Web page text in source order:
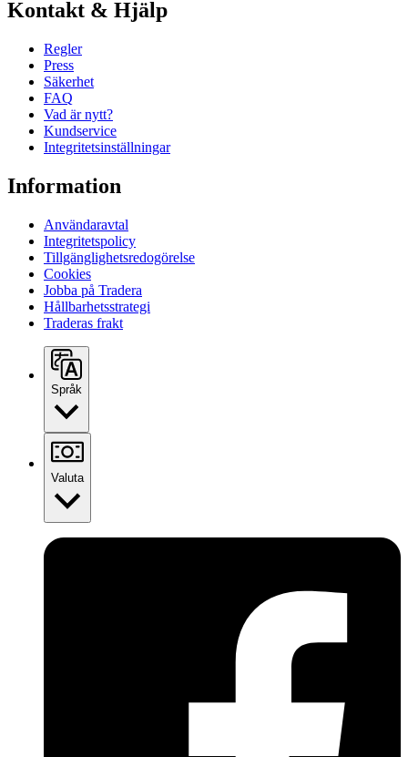
Kontakt & Hjälp
Regler
Press
Säkerhet
FAQ
Vad är nytt?
Kundservice
Integritetsinställningar
Information
Användaravtal
Integritetspolicy
Tillgänglighetsredogörelse
Cookies
Jobba på Tradera
Hållbarhetsstrategi
Traderas frakt
Språk
Valuta